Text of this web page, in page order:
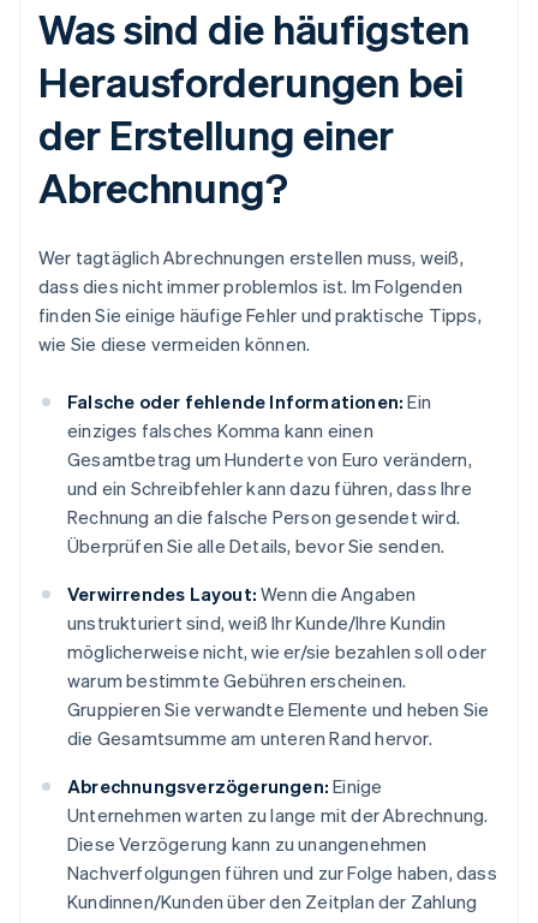
Was sind die häufigsten
Herausforderungen bei
der Erstellung einer
Abrechnung?
Wer tagtäglich Abrechnungen erstellen muss, weiß,
dass dies nicht immer problemlos ist. Im Folgenden
finden Sie einige häufige Fehler und praktische Tipps,
wie Sie diese vermeiden können.
Falsche oder fehlende Informationen: Ein
einziges falsches Komma kann einen
Gesamtbetrag um Hunderte von Euro verändern,
und ein Schreibfehler kann dazu führen, dass Ihre
Rechnung an die falsche Person gesendet wird.
Überprüfen Sie alle Details, bevor Sie senden.
Verwirrendes Layout: Wenn die Angaben
unstrukturiert sind, weiß Ihr Kunde/Ihre Kundin
möglicherweise nicht, wie er/sie bezahlen soll oder
warum bestimmte Gebühren erscheinen.
Gruppieren Sie verwandte Elemente und heben Sie
die Gesamtsumme am unteren Rand hervor.
Abrechnungsverzögerungen: Einige
Unternehmen warten zu lange mit der Abrechnung.
Diese Verzögerung kann zu unangenehmen
Nachverfolgungen führen und zur Folge haben, dass
Kundinnen/Kunden über den Zeitplan der Zahlung